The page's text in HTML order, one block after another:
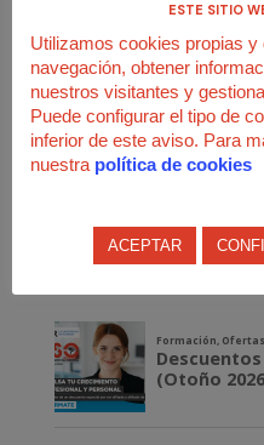
9 delegadas/os
donde se celebraronpor
👌 ¡Enhorabuena,
Os felicitamos por vuestra
a obtener unos excelentes
USO siga creciendo en
#DaElPasocon la#USO
ESTE SITIO
Utilizamos cookies propias
navegación, obtener
nuestros visitantes y
Puede configurar el tipo de
inferior de este aviso. Para
nuestra política de cookies
ACEPTAR